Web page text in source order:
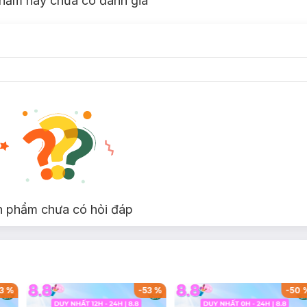
mới cho đôi môi.
- Máy lạnh - Son trang điểm - Tia UV.
phẩm chưa có hỏi đáp
% %